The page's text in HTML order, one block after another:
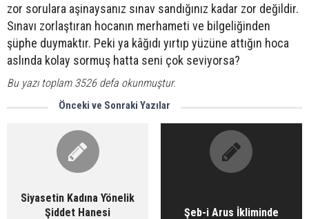
zor sorulara aşinaysanız sınav sandığınız kadar zor değildir.
Sınavı zorlaştıran hocanın merhameti ve bilgeliğinden
şüphe duymaktır. Peki ya kâğıdı yırtıp yüzüne attığın hoca
aslında kolay sormuş hatta seni çok seviyorsa?
Bu yazı toplam 3526 defa okunmuştur.
Önceki ve Sonraki Yazılar
Siyasetin Kadına Yönelik
Şiddet Hanesi
Şeb-i Arus İkliminde